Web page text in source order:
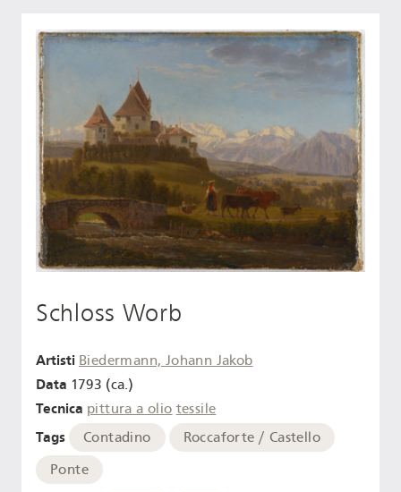
Schloss Worb
Artisti Biedermann, Johann Jakob
Data 1793 (ca.)
Tecnica pittura a olio tessile
Tags Contadino
Roccaforte / Castello
Ponte